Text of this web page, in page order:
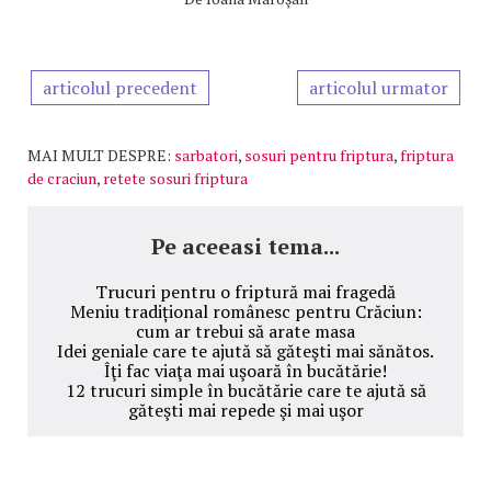
articolul precedent articolul urmator
MAI MULT DESPRE: sarbatori, sosuri pentru friptura,friptura
de craciun, retete sosuri friptura
Pe aceeasi tema...
Trucuri pentru o friptură mai fragedă
Meniu tradițional românesc pentru Crăciun:
cum ar trebui să arate masa
Idei geniale care te ajută să găteşti mai sănătos.
Îţi fac viaţa mai uşoară în bucătărie!
12 trucuri simple în bucătărie care te ajută să
găteşti mai repede şi mai uşor